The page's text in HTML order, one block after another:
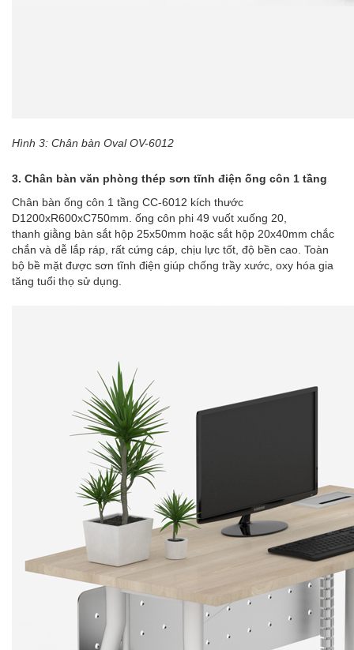
Hình 3: Chân bàn Oval OV-6012
3. Chân bàn văn phòng thép sơn tĩnh điện ống côn 1 tầng
Chân bàn ống côn 1 tầng CC-6012 kích thước
D1200xR600xC750mm. ống côn phi 49 vuốt xuống 20,
thanh giằng bàn sắt hộp 25x50mm hoặc sắt hộp 20x40mm chắc
chắn và dễ lắp ráp, rất cứng cáp, chịu lực tốt, độ bền cao. Toàn
bộ bề mặt được sơn tĩnh điện giúp chống trầy xước, oxy hóa gia
tăng tuổi thọ sử dụng.